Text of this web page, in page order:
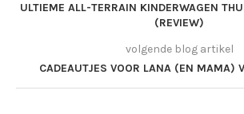
ULTIEME ALL-TERRAIN KINDERWAGEN
(REVIEW)
volgende blog artikel
CADEAUTJES VOOR LANA (EN MAMA)